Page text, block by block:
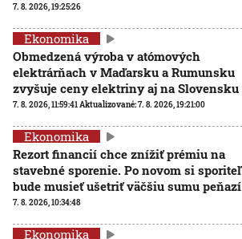
7. 8. 2026, 19:25:26
Ekonomika
Obmedzená výroba v atómových
elektrárňach v Maďarsku a Rumunsku
zvyšuje ceny elektriny aj na Slovensku
7. 8. 2026, 11:59:41Aktualizované:7. 8. 2026, 19:21:00
Ekonomika
Rezort financií chce znížiť prémiu na
stavebné sporenie. Po novom si sporiteľ
bude musieť ušetriť väčšiu sumu peňazí
7. 8. 2026, 10:34:48
Ekonomika